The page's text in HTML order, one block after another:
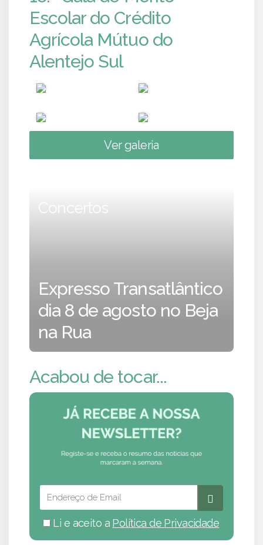
Escolar do Crédito
Agrícola Mútuo do
Alentejo Sul
Ver galeria
Concertos
Expresso Transatlântico
dia 8 de agosto no Beja
na Rua
Acabou de tocar...
Li e aceito a Política de Privacidade